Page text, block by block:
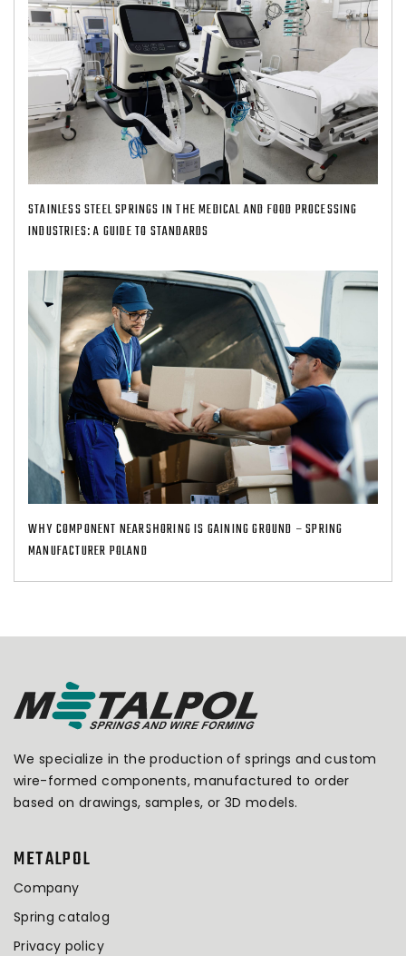
STAINLESS STEEL SPRINGS IN THE MEDICAL AND FOOD PROCESSING
INDUSTRIES: A GUIDE TO STANDARDS
WHY COMPONENT NEARSHORING IS GAINING GROUND – SPRING
MANUFACTURER POLAND
We specialize in the production of springs and custom
wire-formed components, manufactured to order
based on drawings, samples, or 3D models.
METALPOL
Company
Spring catalog
Privacy policy